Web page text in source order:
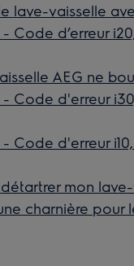
lave-vaisselle
Code d’erreur
AEG ne
Code d'erreur
Code d'erreur
mon
charnière pour